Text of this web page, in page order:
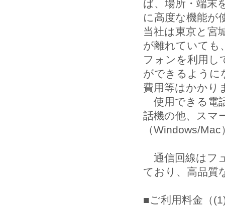
ば、場所・端末
に高度な機能が
当社は東京と宮
が離れていても
フォンを利用し
ができるように
費用等はかかり
使用できる電
話機の他、スマ
（Windows/
通信回線はフ
ており、高品質
■ご利用料金（